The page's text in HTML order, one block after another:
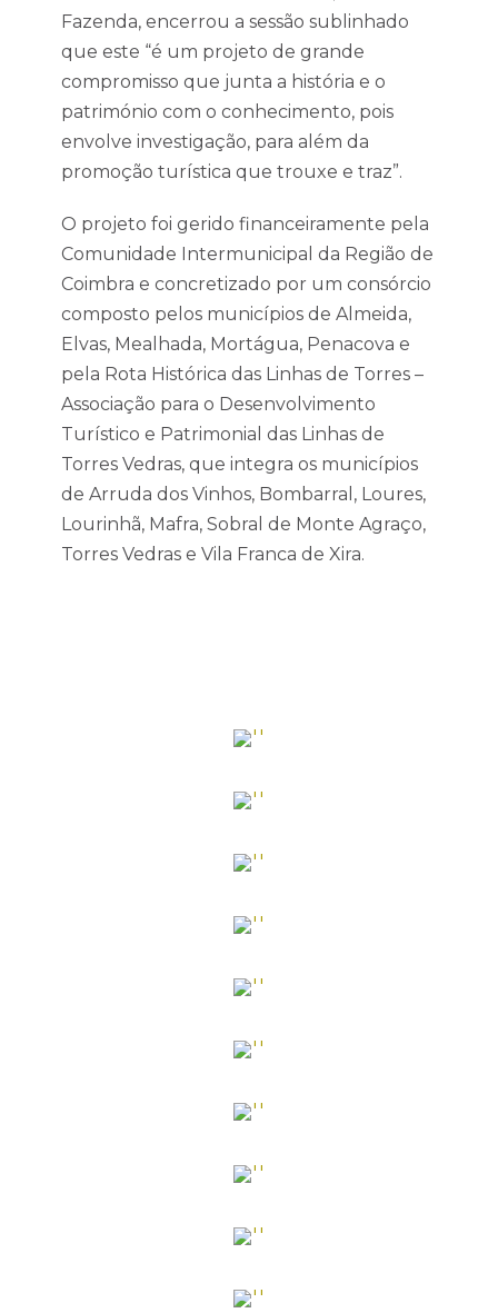
Fazenda, encerrou a sessão sublinhado
que este “é um projeto de grande
compromisso que junta a história e o
património com o conhecimento, pois
envolve investigação, para além da
promoção turística que trouxe e traz”.
O projeto foi gerido financeiramente pela
Comunidade Intermunicipal da Região de
Coimbra e concretizado por um consórcio
composto pelos municípios de Almeida,
Elvas, Mealhada, Mortágua, Penacova e
pela Rota Histórica das Linhas de Torres –
Associação para o Desenvolvimento
Turístico e Patrimonial das Linhas de
Torres Vedras, que integra os municípios
de Arruda dos Vinhos, Bombarral, Loures,
Lourinhã, Mafra, Sobral de Monte Agraço,
Torres Vedras e Vila Franca de Xira.